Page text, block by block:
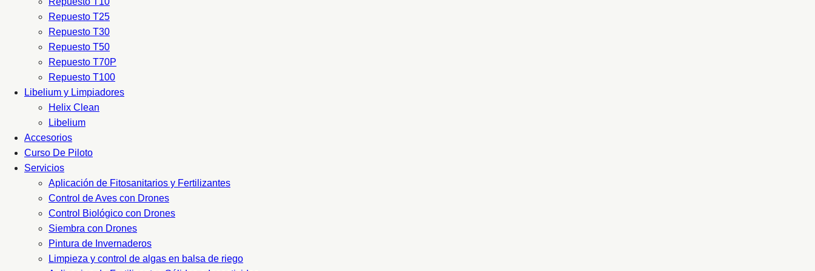
Repuesto T25
Repuesto T30
Repuesto T50
Repuesto T70P
Repuesto T100
Libelium y Limpiadores
Helix Clean
Libelium
Accesorios
Curso De Piloto
Servicios
Aplicación de Fitosanitarios y Fertilizantes
Control de Aves con Drones
Control Biológico con Drones
Siembra con Drones
Pintura de Invernaderos
Limpieza y control de algas en balsa de riego